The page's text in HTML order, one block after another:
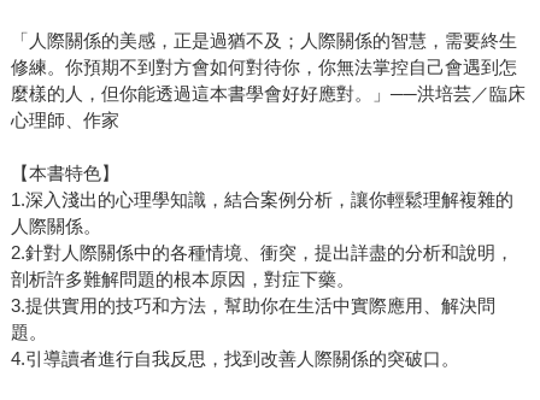
「人際關係的美感，正是過猶不及；人際關係的智慧，需要終生
修練。你預期不到對方會如何對待你，你無法掌控自己會遇到怎
麼樣的人，但你能透過這本書學會好好應對。」──洪培芸／臨床
心理師、作家
【本書特色】
1.深入淺出的心理學知識，結合案例分析，讓你輕鬆理解複雜的
人際關係。
2.針對人際關係中的各種情境、衝突，提出詳盡的分析和說明，
剖析許多難解問題的根本原因，對症下藥。
3.提供實用的技巧和方法，幫助你在生活中實際應用、解決問
題。
4.引導讀者進行自我反思，找到改善人際關係的突破口。